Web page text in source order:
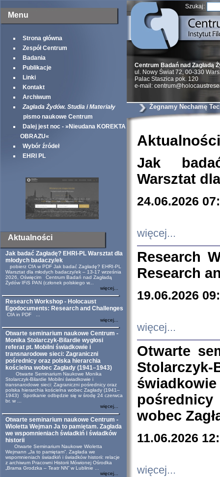
Menu
Strona główna
Zespół Centrum
Badania
Publikacje
Linki
Kontakt
Archiwum
Zagłada Żydów. Studia i Materiały
pismo naukowe Centrum
Dalej jest noc - »Nieudana KOREKTA
OBRAZU«
Wybór źródeł
EHRI PL
Aktualności
Jak badać Zagładę? EHRI-PL Warsztat dla
młodych badaczy/ek
pobierz CfA w PDF Jak badać Zagładę? EHRI-PL
Warsztat dla młodych badaczy/ek – 13-17 września
2026, Oświęcim Centrum Badań nad Zagładą
Żydów IFiS PAN (członek polskiego w...
więcej...
Research Workshop - Holocaust
Egodocuments: Research and Challenges
CfA in PDF ...
więcej...
Otwarte seminarium naukowe Centrum -
Monika Stolarczyk-Bilardie wygłosi
referat pt. Mobilni świadkowie i
transnarodowe sieci: Zagraniczni
pośrednicy oraz polska hierarchia
kościelna wobec Zagłady (1941–1943)
Otwarte Seminarium Naukowe Monika
Stolarczyk-Bilardie Mobilni świadkowie i
transnarodowe sieci: Zagraniczni pośrednicy oraz
polska hierarchia kościelna wobec Zagłady (1941–
1943) Spotkanie odbędzie się w środę 24 czerwca
br. w ...
więcej...
Otwarte seminarium naukowe Centrum -
Wioletta Wejman Ja to pamiętam. Zagłada
we wspomnieniach świadkiń i świadków
historii
Otwarte Seminarium Naukowe Wioletta
Wejmann „Ja to pamiętam”. Zagłada we
wspomnieniach świadkiń i świadków historii: relacje
z archiwum Pracowni Historii Mówionej Ośrodka
„Brama Grodzka – Teatr NN” w Lublinie ...
więcej...
Szukaj:
Centrum Badań nad Zagładą
ul. Nowy Świat 72, 00-330
Palac Staszica pok. 120
e-mail:
Żegnamy Nechamę Tec
Aktualności
Jak
Warsztat
24.06.2026
więcej...
Research
Research
19.06.2026
więcej...
Otwarte
wobec
11.06.2026
więcej...